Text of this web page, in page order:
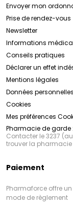
Envoyer mon
Prise de rendez-vous
Newsletter
Informations
Conseils pratiques
Déclarer un effet
Mentions légales
Données personnelles
Cookies
Mes préférences
Pharmacie de garde :
Contacter le 3237
trouver la
Paiement
Pharmaforce offre
mode de règlement